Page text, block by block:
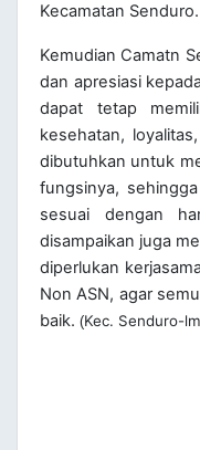
Kecamatan Senduro.
Kemudian Camatn
dan apresiasi
dapat tetap
kesehatan,
dibutuhkan untuk
fungsinya,
sesuai dengan
disampaikan juga
diperlukan
Non ASN, agar
baik. (Kec. Senduro-